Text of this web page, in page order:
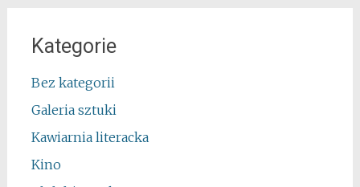
Kategorie
Bez kategorii
Galeria sztuki
Kawiarnia literacka
Kino